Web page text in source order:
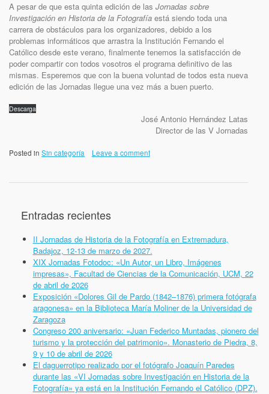
A pesar de que esta quinta edición de las Jornadas sobre
Investigación en Historia de la Fotografía está siendo toda una
carrera de obstáculos para los organizadores, debido a los
problemas informáticos que arrastra la Institución Fernando el
Católico desde este verano, finalmente tenemos la satisfacción de
poder compartir con todos vosotros el programa definitivo de las
mismas. Esperemos que con la buena voluntad de todos esta nueva
edición de las Jornadas llegue una vez más a buen puerto.
Descarga
José Antonio Hernández Latas
Director de las V Jornadas
Posted in Sin categoría Leave a comment
Entradas recientes
II Jornadas de Historia de la Fotografía en Extremadura,
Badajoz, 12-13 de marzo de 2027.
XIX Jornadas Fotodoc: «Un Autor, un Libro, Imágenes
impresas», Facultad de Ciencias de la Comunicación, UCM, 22
de abril de 2026
Exposición «Dolores Gil de Pardo (1842–1876) primera fotógrafa
aragonesa» en la Biblioteca María Moliner de la Universidad de
Zaragoza
Congreso 200 aniversario: «Juan Federico Muntadas, pionero del
turismo y la protección del patrimonio». Monasterio de Piedra, 8,
9 y 10 de abril de 2026
El daguerrotipo realizado por el fotógrafo Joaquín Paredes
durante las «VI Jornadas sobre Investigación en Historia de la
Fotografía» ya está en la Institución Fernando el Católico (DPZ).